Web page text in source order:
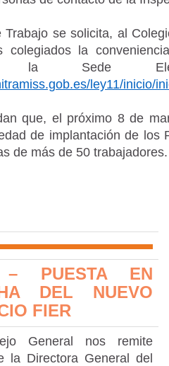
Trabajo se solicita, al
colegiados la
la Sede
ley11/inicio/
que, el próximo 8 de
de implantación de los
de más de 50
– PUESTA EN
DEL NUEVO
FIER
General nos remite
la Directora General del